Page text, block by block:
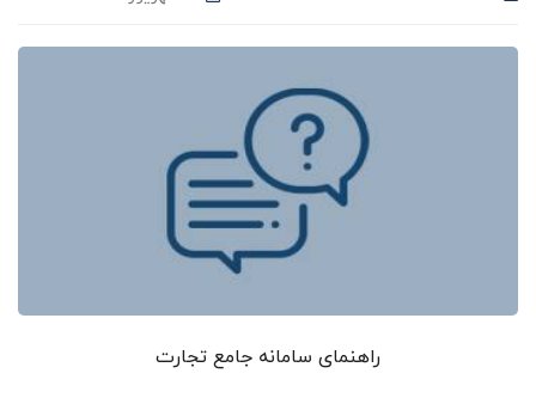
راهنمای سامانه جامع تجارت